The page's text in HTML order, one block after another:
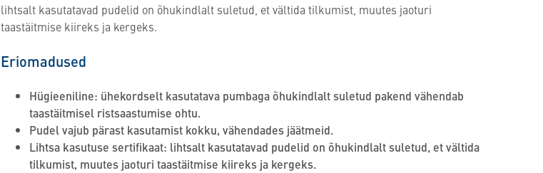
lihtsalt kasutatavad pudelid on õhukindlalt suletud, et vältida tilkumist, muutes jaoturi
taastäitmise kiireks ja kergeks.
Eriomadused
Hügieeniline: ühekordselt kasutatava pumbaga õhukindlalt suletud pakend vähendab
taastäitmisel ristsaastumise ohtu.
Pudel vajub pärast kasutamist kokku, vähendades jäätmeid.
Lihtsa kasutuse sertifikaat: lihtsalt kasutatavad pudelid on õhukindlalt suletud, et vältida
tilkumist, muutes jaoturi taastäitmise kiireks ja kergeks.